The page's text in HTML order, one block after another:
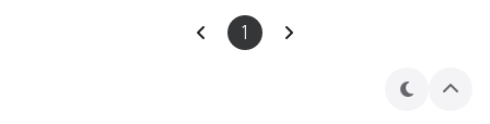
도 되는 경우이다. launch 함수는 실행중인 코루틴을 취소하는 데 사용할 수 있
는 Job 객체를 반환한다. import kotlinx.coroutines.* fun main() = runBlo
1
테
상